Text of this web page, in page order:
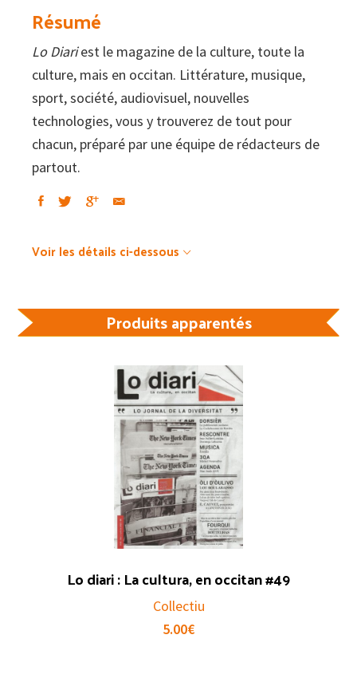
:
La
cultura,
en
occitan
#81
–
La
fotografia
Résumé
Lo Diariest le magazine de la culture, toute la
culture, mais en occitan. Littérature, musique,
sport, société, audiovisuel, nouvelles
technologies, vous y trouverez de tout pour
chacun, préparé par une équipe de rédacteurs de
partout.
Voir les détails ci-dessous
Produits apparentés
Lo diari : La cultura, en occitan #49
Collectiu
5.00€